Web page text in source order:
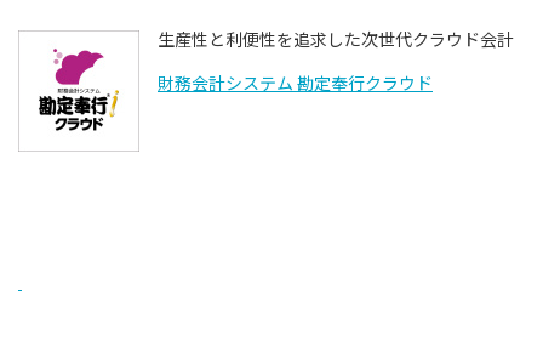
生産性と利便性を追求した次世代クラウド会計
財務会計システム 勘定奉行クラウド